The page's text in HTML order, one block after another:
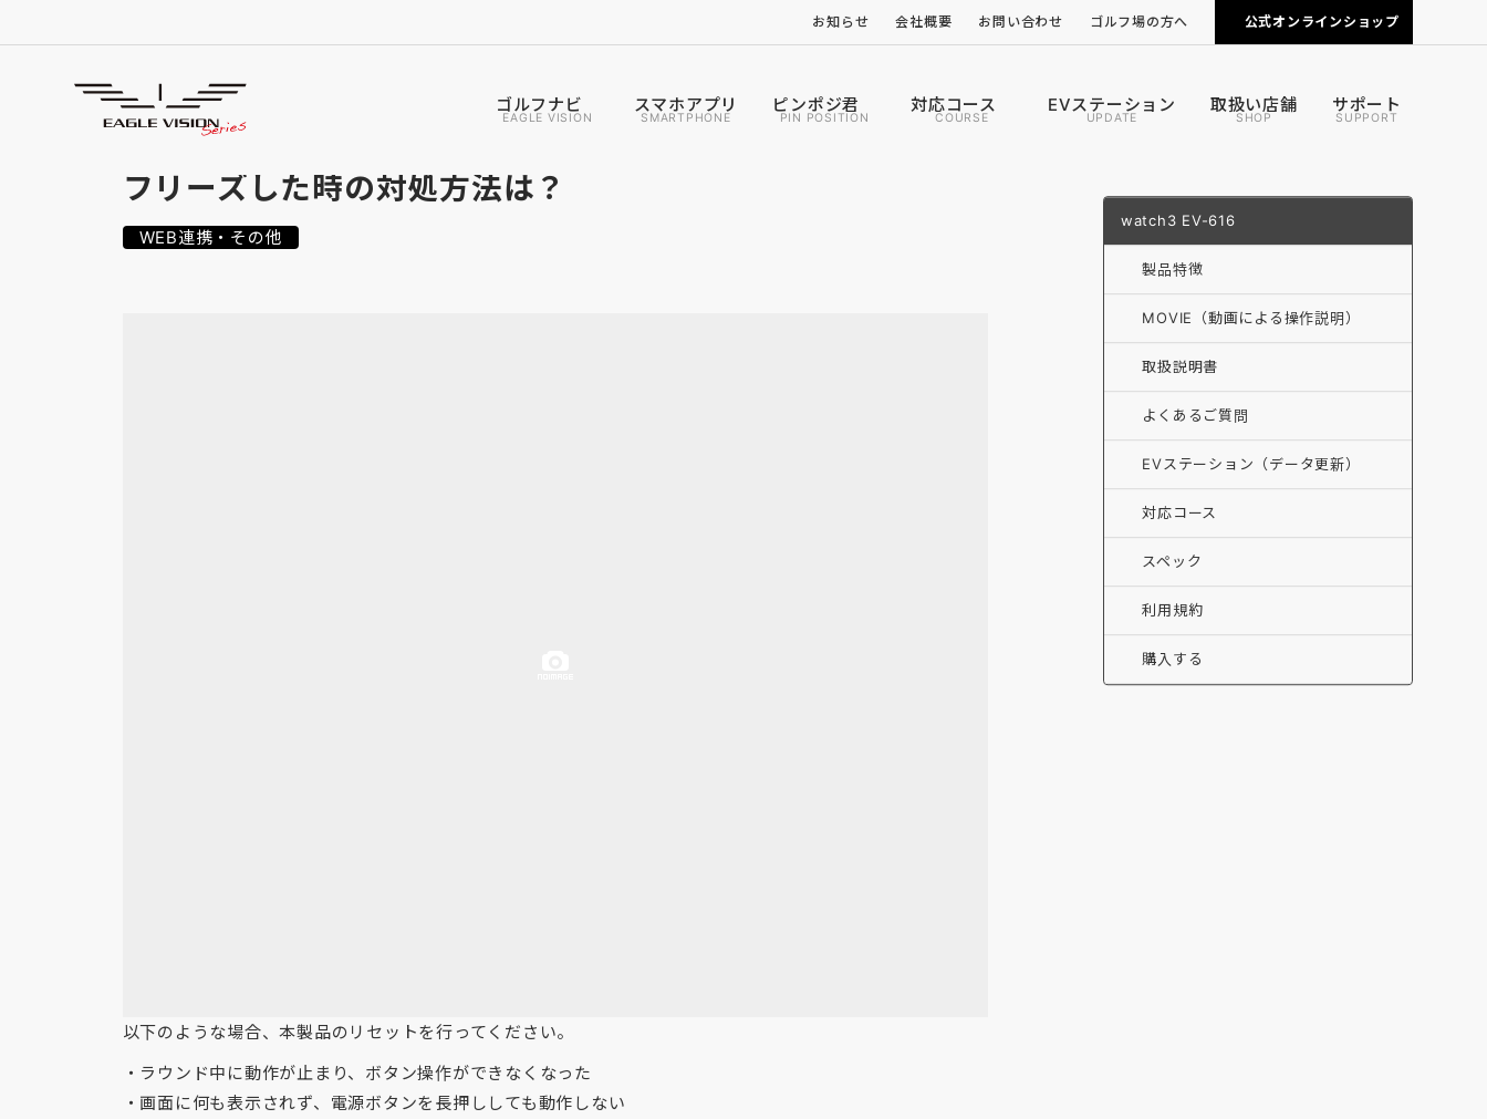
お知らせ 会社概要 お問い合わせ ゴルフ場の方へ
カートナビの導入について
公式オンラインショップ
ゴルフナビ
EAGLE VISION
スマホアプリ
SMARTPHONE
ピンポジ君
PIN POSITION
対応コース
COURSE
EVステーション
UPDATE
取扱い店舗
SHOP
サポート
SUPPORT
よくあるご質問
FREQUENTLY ASKED QUESTIONS
フリーズした時の対処方法は？
WEB連携・その他
以下のような場合、本製品のリセットを行ってください。
・ラウンド中に動作が止まり、ボタン操作ができなくなった
・画面に何も表示されず、電源ボタンを長押ししても動作しない
watch3 EV-616
製品特徴
MOVIE（動画による操作説明）
取扱説明書
よくあるご質問
EVステーション（データ更新）
対応コース
スペック
利用規約
購入する